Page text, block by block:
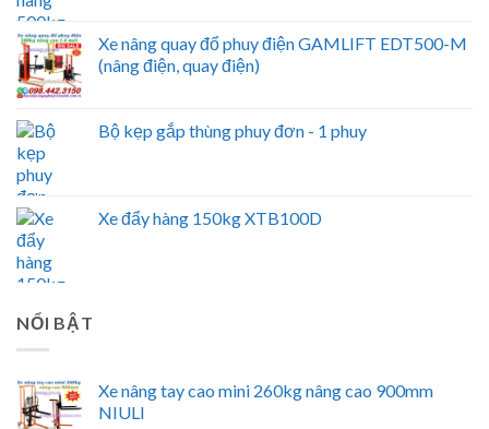
Xe nâng quay đổ phuy điện GAMLIFT EDT500-M
(nâng điện, quay điện)
Bộ kẹp gắp thùng phuy đơn - 1 phuy
Xe đẩy hàng 150kg XTB100D
NỔI BẬT
Xe nâng tay cao mini 260kg nâng cao 900mm
NIULI